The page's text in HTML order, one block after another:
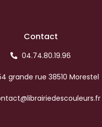
Contact
04.74.80.19.96
grande rue 38510 Morestel